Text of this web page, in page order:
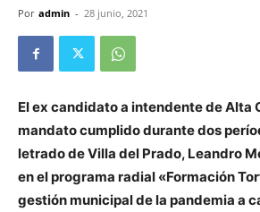
Por admin - 28 junio, 2021
El ex candidato a intendente de Alta
mandato cumplido durante dos
letrado de Villa del Prado, Leandro
en el programa radial «Formación
gestión municipal de la pandemia a